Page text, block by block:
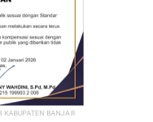
KABUPATEN BANJAR